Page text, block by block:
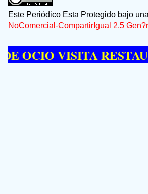
Este Periódico Esta Protegido bajo una
NoComercial-CompartirIgual 2.5
VISITA